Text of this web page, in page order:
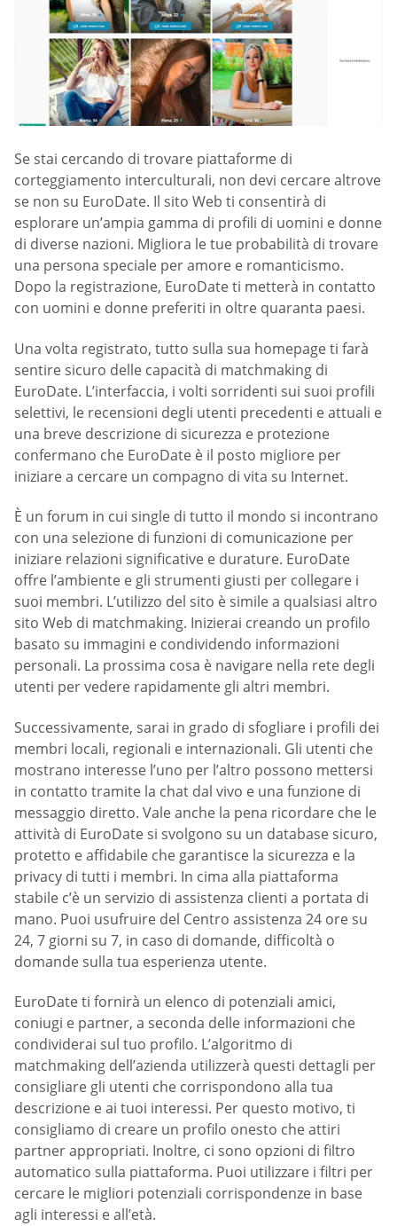
Se stai cercando di trovare piattaforme di
corteggiamento interculturali, non devi cercare altrove
se non su EuroDate. Il sito Web ti consentirà di
esplorare un’ampia gamma di profili di uomini e donne
di diverse nazioni. Migliora le tue probabilità di trovare
una persona speciale per amore e romanticismo.
Dopo la registrazione, EuroDate ti metterà in contatto
con uomini e donne preferiti in oltre quaranta paesi.
Una volta registrato, tutto sulla sua homepage ti farà
sentire sicuro delle capacità di matchmaking di
EuroDate. L’interfaccia, i volti sorridenti sui suoi profili
selettivi, le recensioni degli utenti precedenti e attuali e
una breve descrizione di sicurezza e protezione
confermano che EuroDate è il posto migliore per
iniziare a cercare un compagno di vita su Internet.
È un forum in cui single di tutto il mondo si incontrano
con una selezione di funzioni di comunicazione per
iniziare relazioni significative e durature. EuroDate
offre l’ambiente e gli strumenti giusti per collegare i
suoi membri. L’utilizzo del sito è simile a qualsiasi altro
sito Web di matchmaking. Inizierai creando un profilo
basato su immagini e condividendo informazioni
personali. La prossima cosa è navigare nella rete degli
utenti per vedere rapidamente gli altri membri.
Successivamente, sarai in grado di sfogliare i profili dei
membri locali, regionali e internazionali. Gli utenti che
mostrano interesse l’uno per l’altro possono mettersi
in contatto tramite la chat dal vivo e una funzione di
messaggio diretto. Vale anche la pena ricordare che le
attività di EuroDate si svolgono su un database sicuro,
protetto e affidabile che garantisce la sicurezza e la
privacy di tutti i membri. In cima alla piattaforma
stabile c’è un servizio di assistenza clienti a portata di
mano. Puoi usufruire del Centro assistenza 24 ore su
24, 7 giorni su 7, in caso di domande, difficoltà o
domande sulla tua esperienza utente.
EuroDate ti fornirà un elenco di potenziali amici,
coniugi e partner, a seconda delle informazioni che
condividerai sul tuo profilo. L’algoritmo di
matchmaking dell’azienda utilizzerà questi dettagli per
consigliare gli utenti che corrispondono alla tua
descrizione e ai tuoi interessi. Per questo motivo, ti
consigliamo di creare un profilo onesto che attiri
partner appropriati. Inoltre, ci sono opzioni di filtro
automatico sulla piattaforma. Puoi utilizzare i filtri per
cercare le migliori potenziali corrispondenze in base
agli interessi e all’età.